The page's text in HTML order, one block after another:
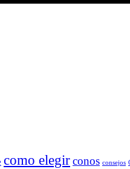
como elegirconos consejos